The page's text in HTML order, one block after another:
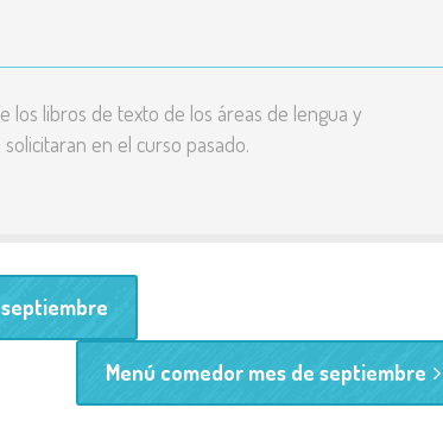
Proyecto Educativo
Resultados pruebas
externas
los libros de texto de los áreas de lengua y
en el curso pasado.
Menú comedor mes de septiembre